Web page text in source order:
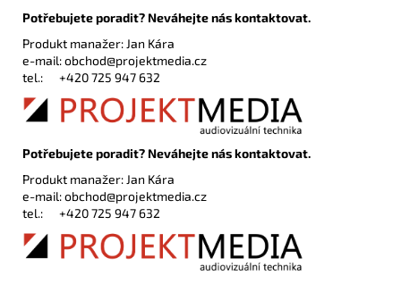
Potřebujete poradit? Neváhejte nás kontaktovat.
Produkt manažer: Jan Kára
e-mail:obchod@projektmedia.cz
tel.: +420 725 947 632
Potřebujete poradit? Neváhejte nás kontaktovat.
Produkt manažer: Jan Kára
e-mail:obchod@projektmedia.cz
tel.: +420 725 947 632